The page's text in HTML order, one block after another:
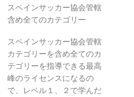
スペインサッカー協会管轄
含め全てのカテゴリー
スペインサッカー協会管轄
カテゴリーを含め全てのカ
テゴリーを指導できる最高
峰のライセンスになるの
で、レベル１、２で学んだ